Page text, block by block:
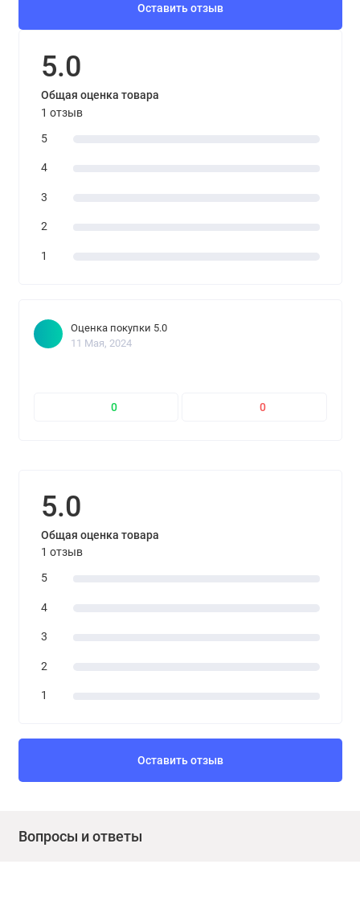
Оставить отзыв
5.0
Общая оценка товара
1 отзыв
5
4
3
2
1
Оценка покупки 5.0
11 Мая, 2024
0 0
5.0
Общая оценка товара
1 отзыв
5
4
3
2
1
Оставить отзыв
Вопросы и ответы